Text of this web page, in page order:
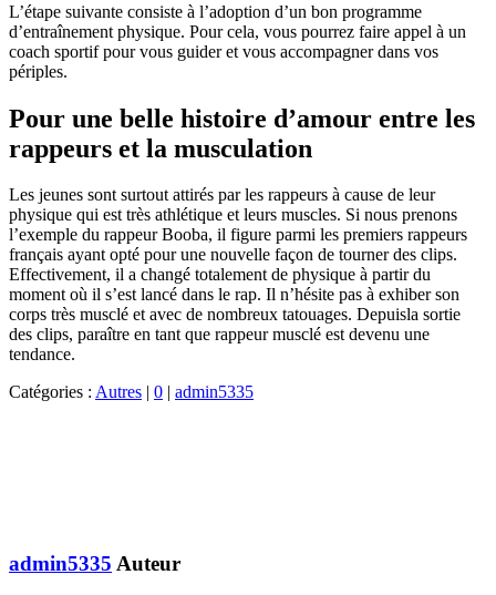
L’étape suivante consiste à l’adoption d’un bon programme
d’entraînement physique. Pour cela, vous pourrez faire appel à un
coach sportif pour vous guider et vous accompagner dans vos
périples.
Pour une belle histoire d’amour entre les
rappeurs et la musculation
Les jeunes sont surtout attirés par les rappeurs à cause de leur
physique qui est très athlétique et leurs muscles. Si nous prenons
l’exemple du rappeur Booba, il figure parmi les premiers rappeurs
français ayant opté pour une nouvelle façon de tourner des clips.
Effectivement, il a changé totalement de physique à partir du
moment où il s’est lancé dans le rap. Il n’hésite pas à exhiber son
corps très musclé et avec de nombreux tatouages. Depuisla sortie
des clips, paraître en tant que rappeur musclé est devenu une
tendance.
Catégories : Autres | 0 | admin5335
admin5335 Auteur